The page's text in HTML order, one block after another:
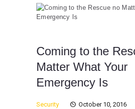
Coming to the
Matter What Your
Emergency Is
Security October 10, 2016